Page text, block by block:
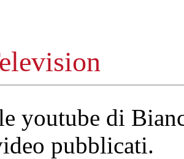
youtube di
pubblicati.